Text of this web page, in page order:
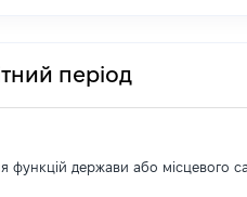
період
функцій держави або місцевого